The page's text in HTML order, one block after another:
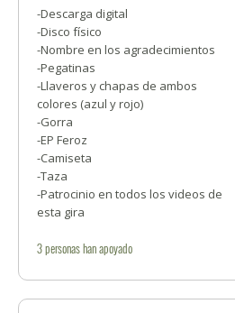
-Descarga digital
-Disco físico
-Nombre en los agradecimientos
-Pegatinas
-Llaveros y chapas de ambos
colores (azul y rojo)
-Gorra
-EP Feroz
-Camiseta
-Taza
-Patrocinio en todos los videos de
esta gira
3personashan apoyado